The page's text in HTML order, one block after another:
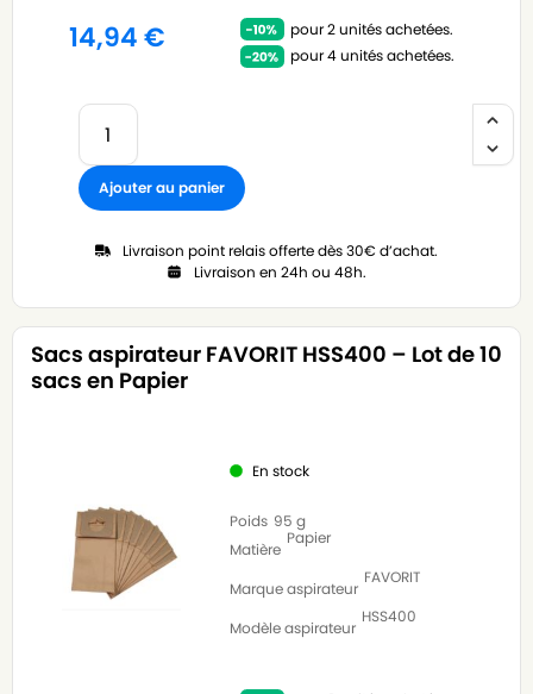
14,94€
pour 2 unités achetées.
pour 4 unités achetées.
Ajouter au panier
Livraison point relais offerte dès 30€ d’achat.
Livraison en 24h ou 48h.
Sacs aspirateur FAVORIT HSS400 – Lot de 10
sacs en Papier
En stock
Poids 95 g
Matière
Papier
Marque aspirateur
FAVORIT
Modèle aspirateur
HSS400